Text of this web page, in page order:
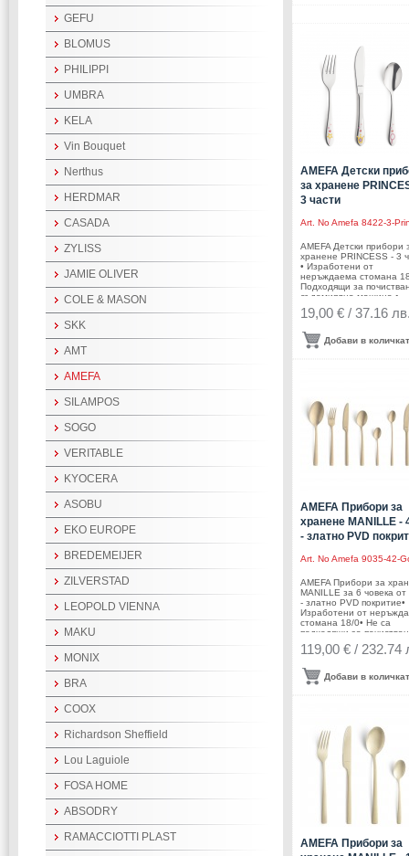
Нидерландия
AMEFA Детски
за хранене
3 части
Art. NoAmefa 8422-3-
AMEFA Детски прибори
хранене PRINCESS - 3
• Изработени от
неръждаема стомана
Подходящи за
съдомиялна машина.•
Комплектът е в
кутия с панорамен
Детски нож за
• Детска вилица за
AMEFA / Нидерландия
19,00 € / 37.16
Добави в
AMEFA Прибори за
хранене MANILLE -
- златно PVD
Art. NoAmefa 9035-42-
AMEFA Прибори за
MANILLE за 6 човека от
- златно PVD покритие•
Изработени от
стомана 18/0• Не са
подходящи за
съдомиялна машина•
Комплектът е в
прозорец• Златно PVD
покритиеКомплектът
Нож за стек: 6 бр.•
лъжички за студени
6 бр.• Лъжици за
2 бр.• Размер на
35,5 х 29 х 6,6 см.•
кг.Производител:
119,00 € / 232.74
Добави в
AMEFA Прибори за
GEFU
BLOMUS
PHILIPPI
UMBRA
KELA
Vin Bouquet
Nerthus
HERDMAR
CASADA
ZYLISS
JAMIE OLIVER
COLE & MASON
SKK
AMT
AMEFA
SILAMPOS
SOGO
VERITABLE
KYOCERA
ASOBU
EKO EUROPE
BREDEMEIJER
ZILVERSTAD
LEOPOLD VIENNA
MAKU
MONIX
BRA
COOX
Richardson Sheffield
Lou Laguiole
FOSA HOME
ABSODRY
RAMACCIOTTI PLAST